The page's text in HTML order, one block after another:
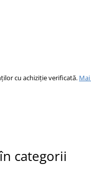
cu achiziție verificată.
categorii